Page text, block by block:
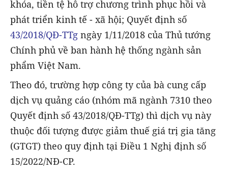
khóa, tiền tệ hỗ trợ chương trình phục hồi và
phát triển kinh tế - xã hội; Quyết định số
43/2018/QĐ-TTg ngày 1/11/2018 của Thủ tướng
Chính phủ về ban hành hệ thống ngành sản
phẩm Việt Nam.
Theo đó, trường hợp công ty của bà cung cấp
dịch vụ quảng cáo (nhóm mã ngành 7310 theo
Quyết định số 43/2018/QĐ-TTg) thì dịch vụ này
thuộc đối tượng được giảm thuế giá trị gia tăng
(GTGT) theo quy định tại Điều 1 Nghị định số
15/2022/NĐ-CP.